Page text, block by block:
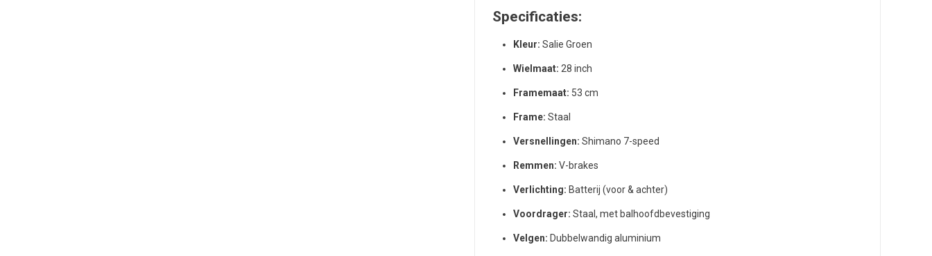
Specificaties:
Kleur: Salie Groen
Wielmaat: 28 inch
Framemaat: 53 cm
Frame: Staal
Versnellingen: Shimano 7-speed
Remmen: V-brakes
Verlichting: Batterij (voor & achter)
Voordrager: Staal, met balhoofdbevestiging
Velgen: Dubbelwandig aluminium